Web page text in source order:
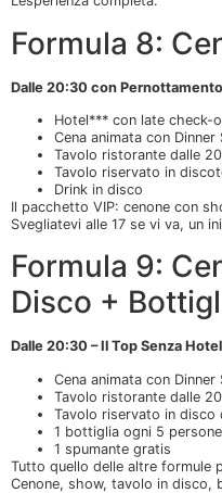
Formula 8:
Dalle 20:30 con
Hotel*** con late check-
Cena animata con Dinner
Tavolo ristorante dalle
Tavolo riservato in
Drink in disco
Il pacchetto VIP: cenone con
Svegliatevi alle 17 se vi va, un
Formula 9:
Disco +
Dalle 20:30 – Il Top Senza Hotel
Cena animata con Dinner
Tavolo ristorante dalle
Tavolo riservato in disco
1 bottiglia ogni 5 persone
1 spumante gratis
Tutto quello delle altre formule
Cenone, show, tavolo in